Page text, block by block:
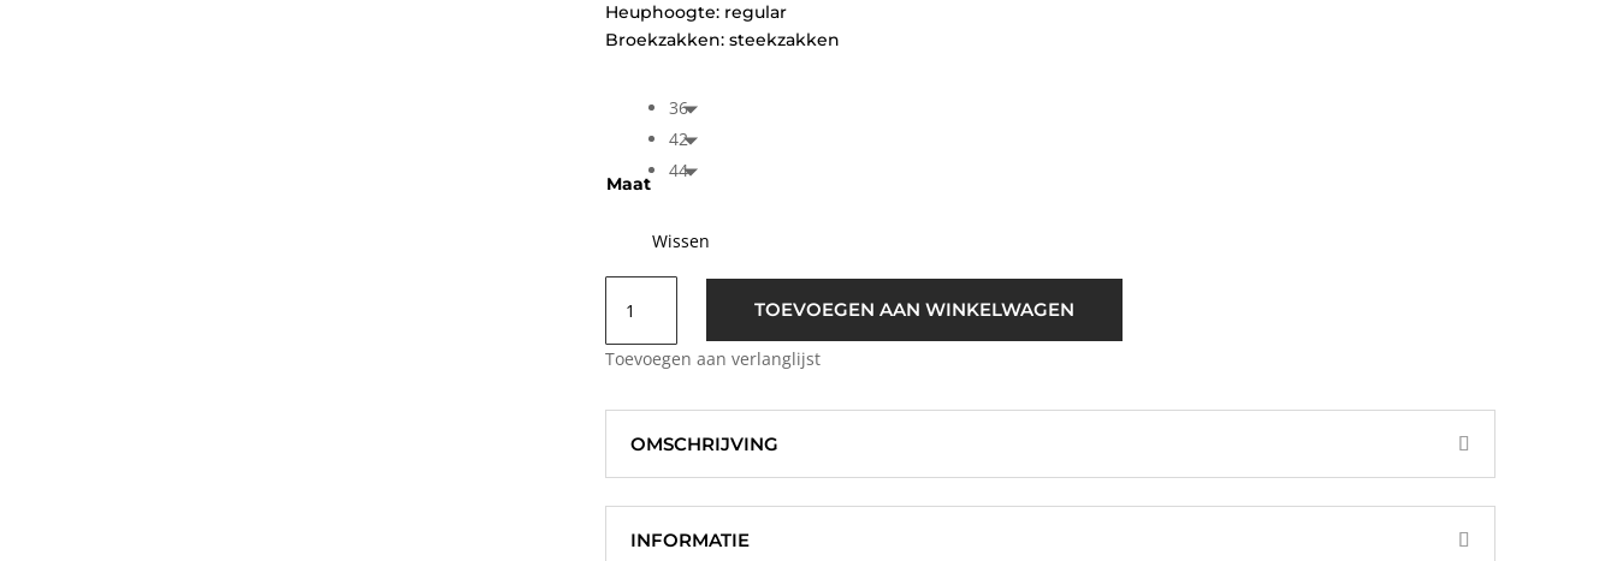
Heuphoogte: regular
Broekzakken: steekzakken
Maat
36
42
44
Wissen
BYDonni
Bandplooi
Pants
TOEVOEGEN AAN WINKELWAGEN
Toevoegen aan verlanglijst
OMSCHRIJVING
INFORMATIE